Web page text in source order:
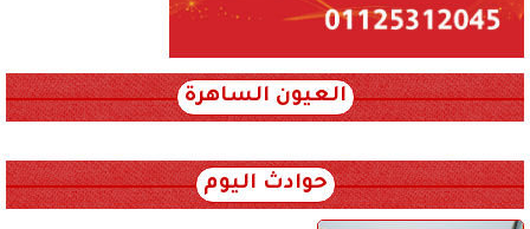
العيون الساهرة
حوادث اليوم